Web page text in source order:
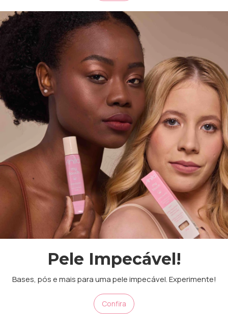
Pele Impecável!
Bases, pós e mais para uma pele impecável. Experimente!
Confira